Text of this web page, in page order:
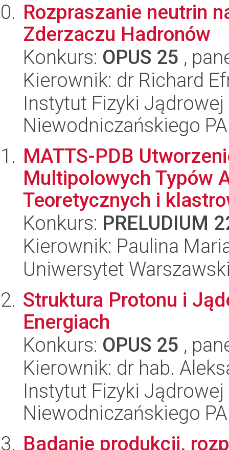
Rozpraszanie neutrin
Zderzaczu Hadronów
Konkurs: OPUS 25 ,
Kierownik: dr Richard
Instytut Fizyki
Niewodniczańskiego
MATTS-PDB
Multipolowych Typów
Teoretycznych i
Konkurs: PRELUDIUM
Kierownik: Paulina
Uniwersytet
Struktura Protonu i
Energiach
Konkurs: OPUS 25 ,
Kierownik: dr hab.
Instytut Fizyki
Niewodniczańskiego
Badanie produkcji,